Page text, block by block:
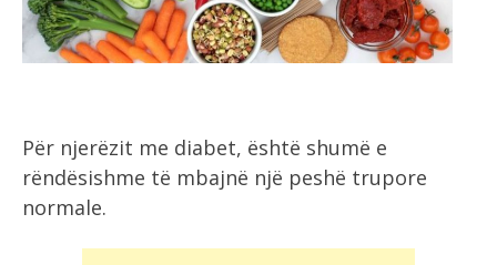
Për njerëzit me diabet, është shumë e
rëndësishme të mbajnë një peshë trupore
normale.